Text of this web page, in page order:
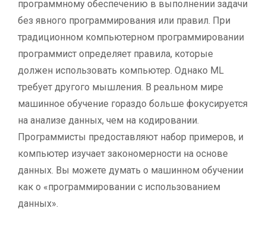
программному обеспечению в выполнении задачи
без явного программирования или правил. При
традиционном компьютерном программировании
программист определяет правила, которые
должен использовать компьютер. Однако ML
требует другого мышления. В реальном мире
машинное обучение гораздо больше фокусируется
на анализе данных, чем на кодировании.
Программисты предоставляют набор примеров, и
компьютер изучает закономерности на основе
данных. Вы можете думать о машинном обучении
как о «программировании с использованием
данных».